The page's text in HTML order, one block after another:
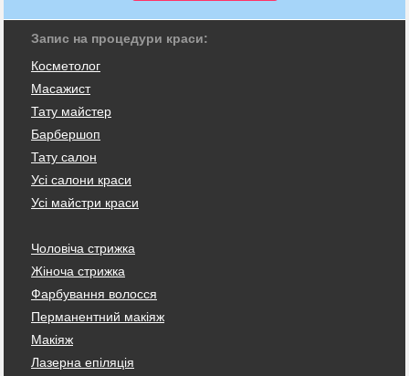
Запис на процедури краси:
Косметолог
Масажист
Тату майстер
Барбершоп
Тату салон
Усі салони краси
Усі майстри краси
Чоловіча стрижка
Жіноча стрижка
Фарбування волосся
Перманентний макіяж
Макіяж
Лазерна епіляція